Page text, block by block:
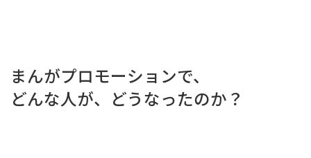
まんがプロモーションで、
どんな人が、どうなったのか？